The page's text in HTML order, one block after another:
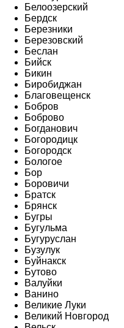
Белоозерский
Бердск
Березники
Березовский
Беслан
Бийск
Бикин
Биробиджан
Благовещенск
Бобров
Боброво
Богданович
Богородицк
Богородск
Бологое
Бор
Боровичи
Братск
Брянск
Бугры
Бугульма
Бугуруслан
Бузулук
Буйнакск
Бутово
Валуйки
Ванино
Великие Луки
Великий Новгород